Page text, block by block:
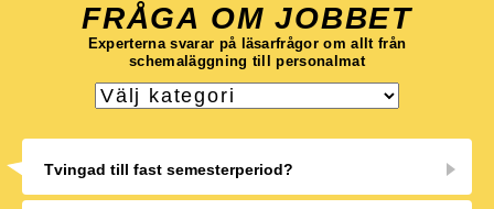
FRÅGA OM JOBBET
Experterna svarar på läsarfrågor om allt från
schemaläggning till personalmat
Tvingad till fast semesterperiod?